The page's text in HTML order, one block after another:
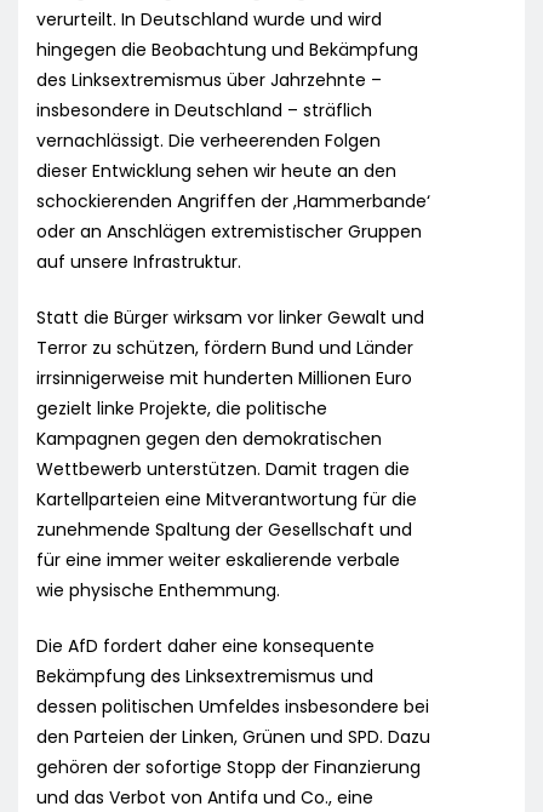
verurteilt. In Deutschland wurde und wird
hingegen die Beobachtung und Bekämpfung
des Linksextremismus über Jahrzehnte –
insbesondere in Deutschland – sträflich
vernachlässigt. Die verheerenden Folgen
dieser Entwicklung sehen wir heute an den
schockierenden Angriffen der ,Hammerbande‘
oder an Anschlägen extremistischer Gruppen
auf unsere Infrastruktur.
Statt die Bürger wirksam vor linker Gewalt und
Terror zu schützen, fördern Bund und Länder
irrsinnigerweise mit hunderten Millionen Euro
gezielt linke Projekte, die politische
Kampagnen gegen den demokratischen
Wettbewerb unterstützen. Damit tragen die
Kartellparteien eine Mitverantwortung für die
zunehmende Spaltung der Gesellschaft und
für eine immer weiter eskalierende verbale
wie physische Enthemmung.
Die AfD fordert daher eine konsequente
Bekämpfung des Linksextremismus und
dessen politischen Umfeldes insbesondere bei
den Parteien der Linken, Grünen und SPD. Dazu
gehören der sofortige Stopp der Finanzierung
und das Verbot von Antifa und Co., eine